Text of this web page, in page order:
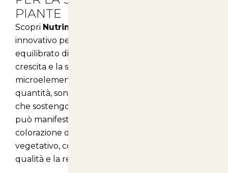
PIANTE
Scopri Nutrimix Complete
innovativo pensato per garantire un apporto
equilibrato di microelementi fondamentali per la
crescita e la salute delle tue piante. I
microelementi, pur essendo presenti in piccole
quantità, sono essenziali per i processi biochimici
che sostengono la vita vegetale. La loro carenza
può manifestarsi con alterazioni della
colorazione delle foglie e un ridotto sviluppo
vegetativo, compromettendo seriamente la
qualità e la resa delle produzioni agricole.